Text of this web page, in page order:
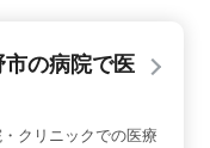
作成まで幅広い業
・パートまで、
リニックの医療サ
の病院で医